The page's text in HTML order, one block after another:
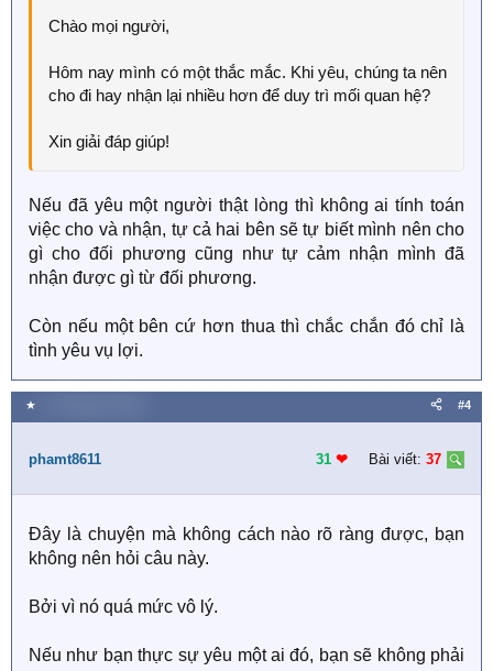
Chào mọi người,
Hôm nay mình có một thắc mắc. Khi yêu, chúng ta nên
cho đi hay nhận lại nhiều hơn để duy trì mối quan hệ?
Xin giải đáp giúp!
Nếu đã yêu một người thật lòng thì không ai tính toán
việc cho và nhận, tự cả hai bên sẽ tự biết mình nên cho
gì cho đối phương cũng như tự cảm nhận mình đã
nhận được gì từ đối phương.
Còn nếu một bên cứ hơn thua thì chắc chắn đó chỉ là
tình yêu vụ lợi.
★ #4
phamt8611 31 ❤︎ Bài viết: 37
Đây là chuyện mà không cách nào rõ ràng được, bạn
không nên hỏi câu này.
Bởi vì nó quá mức vô lý.
Nếu như bạn thực sự yêu một ai đó, bạn sẽ không phải